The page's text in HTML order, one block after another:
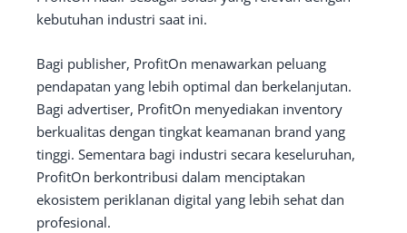
kebutuhan industri saat ini.
Bagi publisher, ProfitOn menawarkan peluang
pendapatan yang lebih optimal dan berkelanjutan.
Bagi advertiser, ProfitOn menyediakan inventory
berkualitas dengan tingkat keamanan brand yang
tinggi. Sementara bagi industri secara keseluruhan,
ProfitOn berkontribusi dalam menciptakan
ekosistem periklanan digital yang lebih sehat dan
profesional.